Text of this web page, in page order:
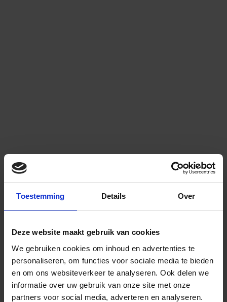
Toestemming Details Over
Deze website maakt gebruik van cookies
We gebruiken cookies om inhoud en advertenties te
personaliseren, om functies voor sociale media te bieden
en om ons websiteverkeer te analyseren. Ook delen we
informatie over uw gebruik van onze site met onze
partners voor social media, adverteren en analyseren.